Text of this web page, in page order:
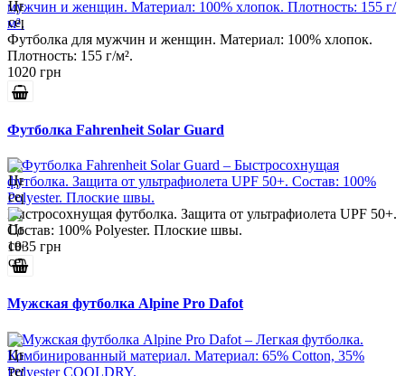
Футболка для мужчин и женщин. Материал: 100% хлопок.
Плотность: 155 г/м².
1020 грн
Футболка Fahrenheit Solar Guard
Быстросохнущая футболка. Защита от ультрафиолета UPF 50+.
Состав: 100% Polyester. Плоские швы.
1035 грн
Мужская футболка Alpine Pro Dafot